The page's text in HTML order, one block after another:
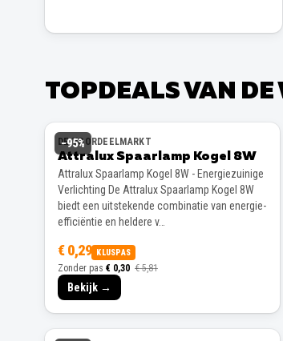
TOPDEALS VAN DE
−95%
DE VOORDEELMARKT
Attralux Spaarlamp Kogel 8W
Attralux Spaarlamp Kogel 8W - Energiezuinige
Verlichting De Attralux Spaarlamp Kogel 8W
biedt een uitstekende combinatie van energie-
efficiëntie en heldere v…
€ 0,29 KLUSPAS
Zonder pas € 0,30 € 5,81
Bekijk →